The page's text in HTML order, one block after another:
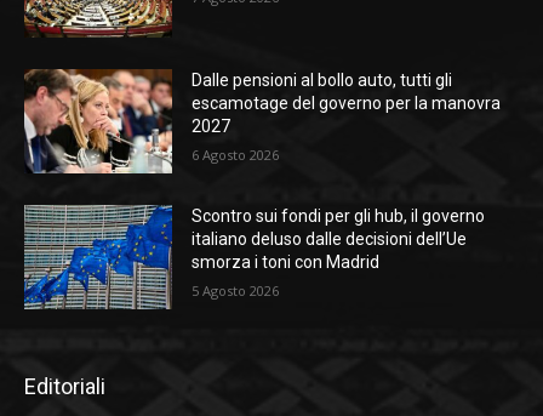
Dalle pensioni al bollo auto, tutti gli
escamotage del governo per la manovra
2027
6 Agosto 2026
Scontro sui fondi per gli hub, il governo
italiano deluso dalle decisioni dell’Ue
smorza i toni con Madrid
5 Agosto 2026
Editoriali